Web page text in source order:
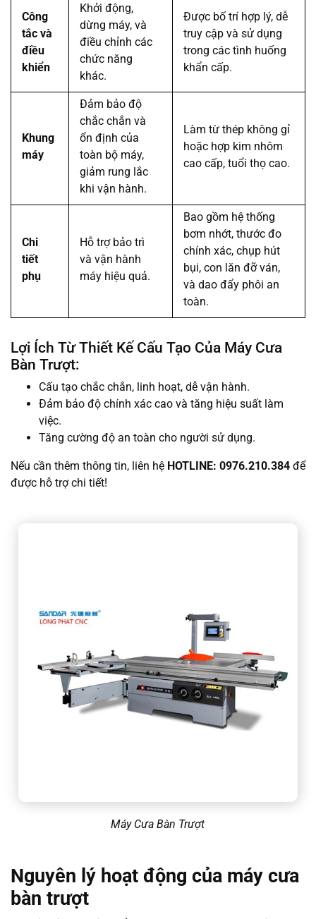
Công
tắc và
điều
khiển
Khởi động,
dừng máy, và
điều chỉnh các
chức năng
khác.
Được bố trí hợp lý, dễ
truy cập và sử dụng
trong các tình huống
khẩn cấp.
Khung
máy
Đảm bảo độ
chắc chắn và
ổn định của
toàn bộ máy,
giảm rung lắc
khi vận hành.
Làm từ thép không gỉ
hoặc hợp kim nhôm
cao cấp, tuổi thọ cao.
Chi
tiết
phụ
Hỗ trợ bảo trì
và vận hành
máy hiệu quả.
Bao gồm hệ thống
bơm nhớt, thước đo
chính xác, chụp hút
bụi, con lăn đỡ ván,
và dao đẩy phôi an
toàn.
Lợi Ích Từ Thiết Kế Cấu Tạo Của Máy Cưa
Bàn Trượt:
Cấu tạo chắc chắn, linh hoạt, dễ vận hành.
Đảm bảo độ chính xác cao và tăng hiệu suất làm
việc.
Tăng cường độ an toàn cho người sử dụng.
Nếu cần thêm thông tin, liên hệ HOTLINE: 0976.210.384 để
được hỗ trợ chi tiết!
Máy Cưa Bàn Trượt
Nguyên lý hoạt động của máy cưa
bàn trượt